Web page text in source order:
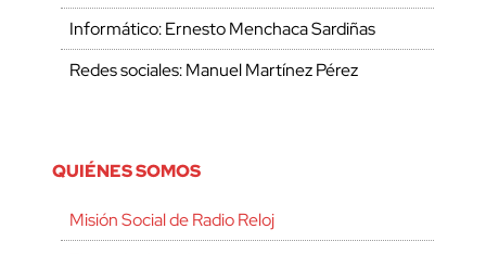
Informático: Ernesto Menchaca Sardiñas
Redes sociales: Manuel Martínez Pérez
QUIÉNES SOMOS
Misión Social de Radio Reloj